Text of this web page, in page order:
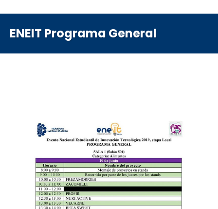
ENEIT Programa General